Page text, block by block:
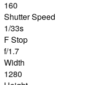
160
Shutter Speed
1/33s
F Stop
f/1.7
Width
1280